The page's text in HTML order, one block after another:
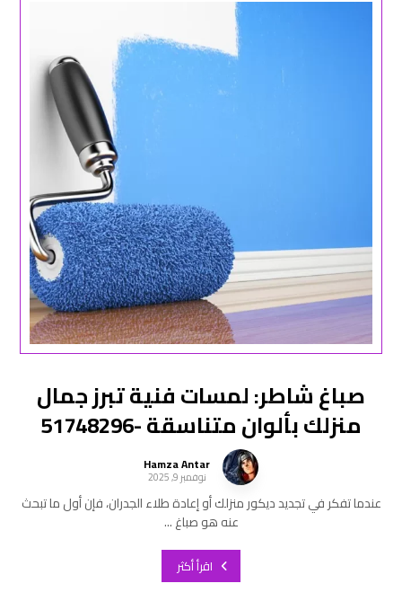
صباغ شاطر: لمسات فنية تبرز جمال
منزلك بألوان متناسقة -51748296
Hamza Antar
نوفمبر 9, 2025
عندما تفكر في تجديد ديكور منزلك أو إعادة طلاء الجدران، فإن أول ما تبحث
عنه هو صباغ ...
اقرأ أكثر